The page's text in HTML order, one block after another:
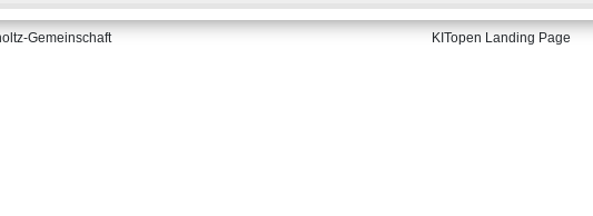
Gemeinschaft KITopen Landing Page